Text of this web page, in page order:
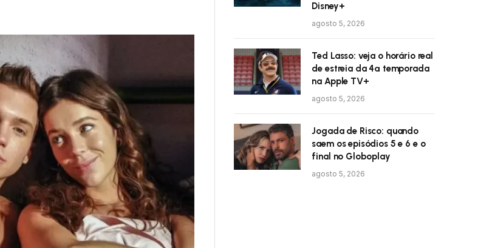
Disney+
agosto 5, 2026
Ted Lasso: veja o horário real
de estreia da 4ª temporada
na Apple TV+
agosto 5, 2026
Jogada de Risco: quando
saem os episódios 5 e 6 e o
final no Globoplay
agosto 5, 2026